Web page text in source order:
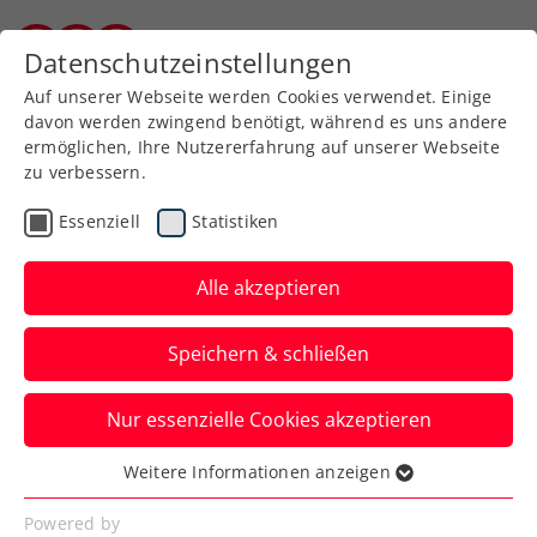
Aktuelle News
News filtern
Datenschutzeinstellungen
Auf unserer Webseite werden Cookies verwendet. Einige
davon werden zwingend benötigt, während es uns andere
ermöglichen, Ihre Nutzererfahrung auf unserer Webseite
zu verbessern.
Essenziell Statistiken
Alle akzeptieren
Speichern & schließen
Nur essenzielle Cookies akzeptieren
Essenziell
Essenzielle Cookies werden für grundlegende
Weitere Informationen anzeigen
Powered by